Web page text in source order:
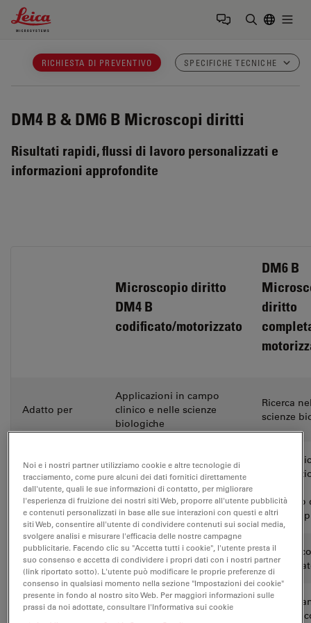
Leica Microsystems Logo
RICHIESTA DI PREVENTIVO SPECIFICHE TECNICHE
DM4 B & DM6 B Microscopi diritti
Risultati rapidi, flussi di lavoro personalizzati e
informazioni approfondite
Microscopio diritto
DM4 B
codificato/motorizzato
DM6 B
diritto
Adatto per
Applicazioni in campo
clinico e nelle scienze
biologiche
Ricerca
scienze
Display
Panoramica delle
impostazioni
completo
Messa a fuoco Meccanico
Software di
Parzialmente automatico
Noi e i nostri partner utilizziamo cookie e altre tecnologie di
tracciamento, come pure alcuni dei dati fornitici direttamente
dall'utente, quali le sue informazioni di contatto, per migliorare
l'esperienza di fruizione dei nostri siti Web, proporre all'utente pubblicità
e contenuti personalizzati in base alle sue interazioni con questi e altri
siti Web, consentire all'utente di condividere contenuti sui social media,
svolgere analisi e misurare l'efficacia delle nostre campagne
pubblicitarie. Facendo clic su "Accetta tutti i cookie", l'utente presta il
suo consenso e accetta di condividere i propri dati con i nostri partner
(link riportato sotto). L'utente può modificare le proprie preferenze di
consenso in qualsiasi momento nella sezione "Impostazioni dei cookie"
presente in fondo al nostro sito Web. Per maggiori informazioni sulle
prassi da noi adottate, consultare l'Informativa sui cookie